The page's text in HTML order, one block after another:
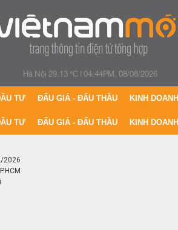
Hà Nội 29.13 °C|04:44PM, 08/08/2026
TƯ ĐẤU GIÁ - ĐẤU THẦU KINH DOANH
TƯ ĐẤU GIÁ - ĐẤU THẦU KINH DOANH
2026